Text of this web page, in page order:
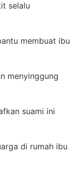
selalu
membuat ibu
menyinggung
suami ini
di rumah ibu